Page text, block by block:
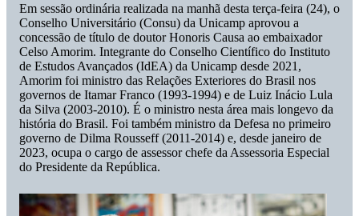
Em sessão ordinária realizada na manhã desta terça-feira (24), o
Conselho Universitário (Consu) da Unicamp aprovou a
concessão de título de doutor Honoris Causa ao embaixador
Celso Amorim. Integrante do Conselho Científico do Instituto
de Estudos Avançados (IdEA) da Unicamp desde 2021,
Amorim foi ministro das Relações Exteriores do Brasil nos
governos de Itamar Franco (1993-1994) e de Luiz Inácio Lula
da Silva (2003-2010). É o ministro nesta área mais longevo da
história do Brasil. Foi também ministro da Defesa no primeiro
governo de Dilma Rousseff (2011-2014) e, desde janeiro de
2023, ocupa o cargo de assessor chefe da Assessoria Especial
do Presidente da República.